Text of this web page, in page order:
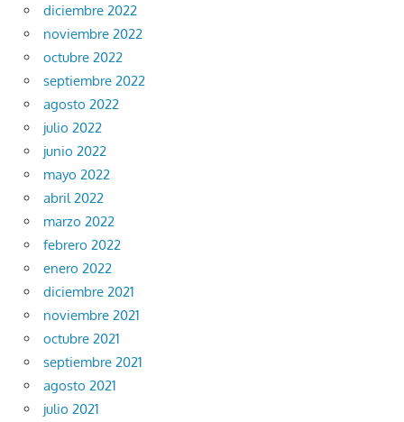
diciembre 2022
noviembre 2022
octubre 2022
septiembre 2022
agosto 2022
julio 2022
junio 2022
mayo 2022
abril 2022
marzo 2022
febrero 2022
enero 2022
diciembre 2021
noviembre 2021
octubre 2021
septiembre 2021
agosto 2021
julio 2021